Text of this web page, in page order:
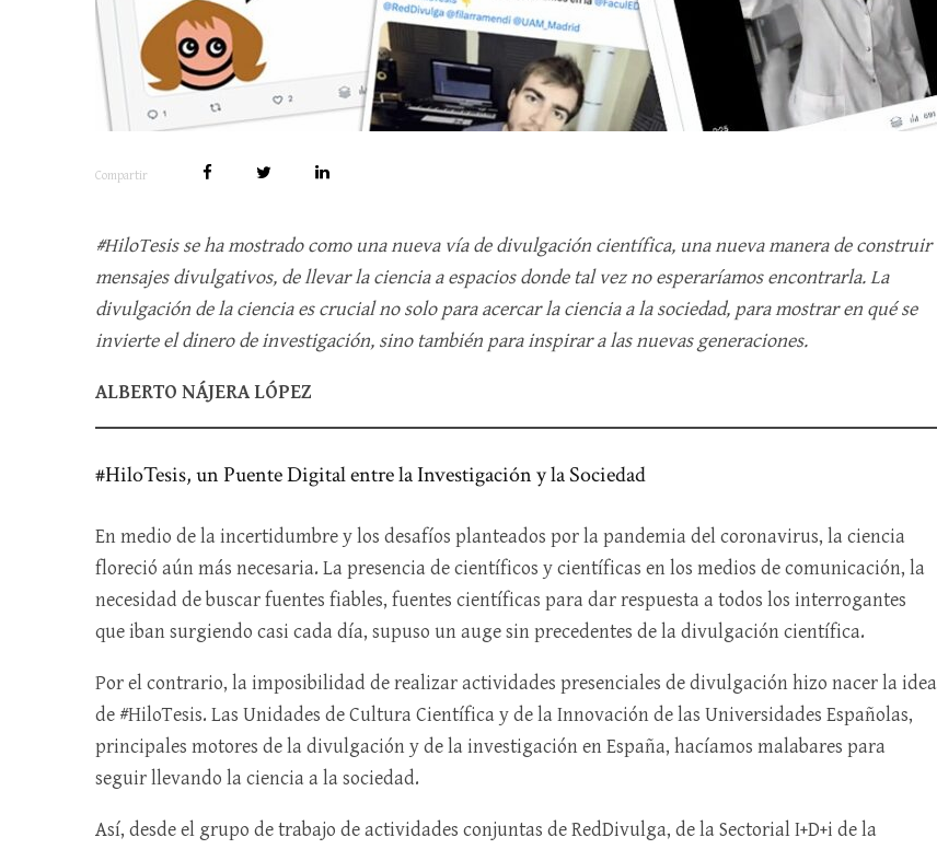
Compartir
#HiloTesis se ha mostrado como una nueva vía de divulgación científica, una nueva manera de construir
mensajes divulgativos, de llevar la ciencia a espacios donde tal vez no esperaríamos encontrarla. La
divulgación de la ciencia es crucial no solo para acercar la ciencia a la sociedad, para mostrar en qué se
invierte el dinero de investigación, sino también para inspirar a las nuevas generaciones.
ALBERTO NÁJERA LÓPEZ
#HiloTesis, un Puente Digital entre la Investigación y la Sociedad
En medio de la incertidumbre y los desafíos planteados por la pandemia del coronavirus, la ciencia
floreció aún más necesaria. La presencia de científicos y científicas en los medios de comunicación, la
necesidad de buscar fuentes fiables, fuentes científicas para dar respuesta a todos los interrogantes
que iban surgiendo casi cada día, supuso un auge sin precedentes de la divulgación científica.
Por el contrario, la imposibilidad de realizar actividades presenciales de divulgación hizo nacer la idea
de #HiloTesis. Las Unidades de Cultura Científica y de la Innovación de las Universidades Españolas,
principales motores de la divulgación y de la investigación en España, hacíamos malabares para
seguir llevando la ciencia a la sociedad.
Así, desde el grupo de trabajo de actividades conjuntas de RedDivulga, de la Sectorial I+D+i de la